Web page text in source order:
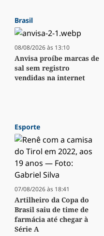
Brasil
08/08/2026 às 13:10
Anvisa proíbe marcas de
sal sem registro
vendidas na internet
Esporte
07/08/2026 às 18:41
Artilheiro da Copa do
Brasil saiu de time de
farmácia até chegar à
Série A